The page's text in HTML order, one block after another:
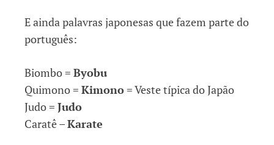
E ainda palavras japonesas que fazem parte do
português:
Biombo = Byobu
Quimono = Kimono = Veste típica do Japão
Judo = Judo
Caratê –Karate